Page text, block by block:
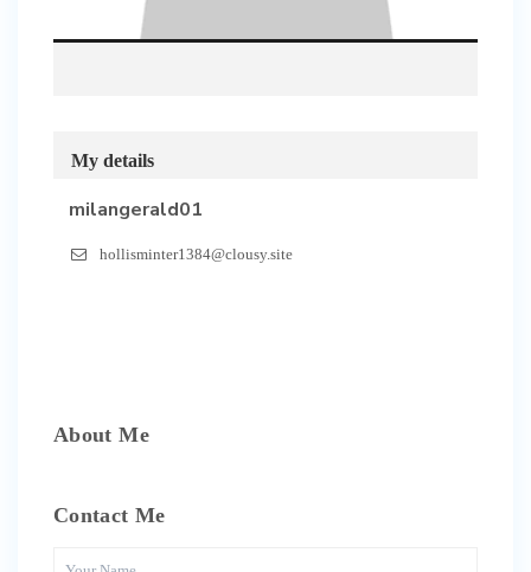
My details
milangerald01
hollisminter1384@clousy.site
About Me
Contact Me